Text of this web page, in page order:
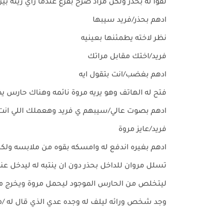
لفوا له بحذر ولكن مراد صرخ بفزع عندما راي زينه
ادهم بحذر/فريد سيبها
نظر لاخته يطمئنها بعينيه
فريد/اختك مقابل مراتك
ادهم بغضب/انت بتقول ايه
فتح له الهاتف وهو يريه مروة نائمه وهناك
ادهم بصوت عالي/سيبهم ي فريد وهعملك اللي انت
فريد/عايز مروة
ادهم بغيره اندفع له وامسكه بقوه من ملابسه
تسلل مروان للداخل بحذر دون ان ينتبه له ليدخل
ليتخلص من الحارس الموجود ليحمل مروة ويخرج
وجد شخص ورائه ليلف له وجده عدي الذي قال له